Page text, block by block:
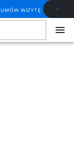
UMÓW WIZYTĘ